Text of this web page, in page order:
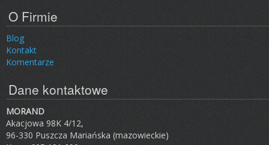
O Firmie
Blog
Kontakt
Komentarze
Dane kontaktowe
MORAND
Akacjowa 98K 4/12,
96-330 Puszcza Mariańska (mazowieckie)